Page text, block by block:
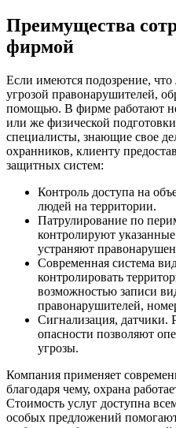
Преимущества
фирмой
Если имеются подозрение,
угрозой правонарушителей,
помощью. В фирме работают
или же физической
специалисты, знающие свое
охранников, клиенту
защитных систем:
Контроль доступа на
людей на территории.
Патрулирование по
контролируют
устраняют
Современная система
контролировать
возможностью записи
правонарушителей,
Сигнализация, датчики.
опасности позволяют
угрозы.
Компания применяет
благодаря чему, охрана
Стоимость услуг доступна
особых предложений